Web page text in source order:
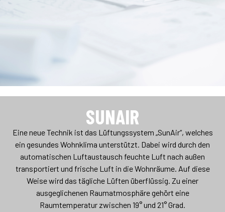
SUNAIR
Eine neue Technik ist das Lüftungssystem „SunAir“, welches
ein gesundes Wohnklima unterstützt. Dabei wird durch den
automatischen Luftaustausch feuchte Luft nach außen
transportiert und frische Luft in die Wohnräume. Auf diese
Weise wird das tägliche Lüften überflüssig. Zu einer
ausgeglichenen Raumatmosphäre gehört eine
Raumtemperatur zwischen 19° und 21° Grad.